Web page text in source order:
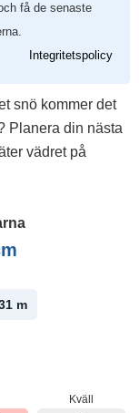
få de senaste
Integritetspolicy
snö kommer det
Planera din nästa
vädret på
m
Kväll